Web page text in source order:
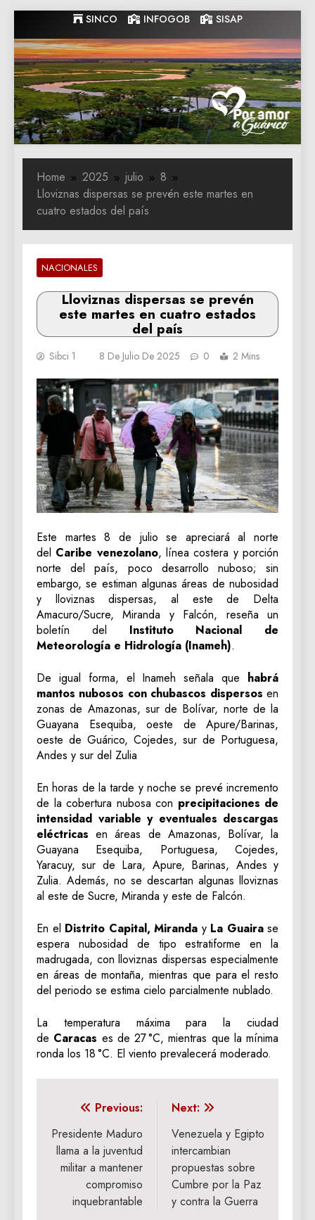
to
content
SINCO INFOGOB SISAP
Gobernacion
de Guarico
Gobernacion de Guarico
Home 2025 julio
8
Lloviznas dispersas se prevén este martes en
cuatro estados del país
NACIONALES
Lloviznas dispersas se prevén
este martes en cuatro estados
del país
Sibci 1 8 De Julio De 2025 0 2 Mins
Este martes 8 de julio se apreciará al norte
del Caribe venezolano, línea costera y porción
norte del país, poco desarrollo nuboso; sin
embargo, se estiman algunas áreas de nubosidad
y lloviznas dispersas, al este de Delta
Amacuro/Sucre, Miranda y Falcón, reseña un
boletín del Instituto Nacional de
Meteorología e Hidrología (Inameh).
De igual forma, el Inameh señala que habrá
mantos nubosos con chubascos dispersos en
zonas de Amazonas, sur de Bolívar, norte de la
Guayana Esequiba, oeste de Apure/Barinas,
oeste de Guárico, Cojedes, sur de Portuguesa,
Andes y sur del Zulia
En horas de la tarde y noche se prevé incremento
de la cobertura nubosa con precipitaciones de
intensidad variable y eventuales descargas
eléctricas en áreas de Amazonas, Bolívar, la
Guayana Esequiba, Portuguesa, Cojedes,
Yaracuy, sur de Lara, Apure, Barinas, Andes y
Zulia. Además, no se descartan algunas lloviznas
al este de Sucre, Miranda y este de Falcón.
En el Distrito Capital, Miranda yLa Guairase
espera nubosidad de tipo estratiforme en la
madrugada, con lloviznas dispersas especialmente
en áreas de montaña, mientras que para el resto
del periodo se estima cielo parcialmente nublado.
La temperatura máxima para la ciudad
de Caracas es de 27 °C, mientras que la mínima
ronda los 18 °C. El viento prevalecerá moderado.
Navegación
de
entradas
Previous:
Presidente Maduro
llama a la juventud
militar a mantener
compromiso
inquebrantable
Next:
Venezuela y Egipto
intercambian
propuestas sobre
Cumbre por la Paz
y contra la Guerra